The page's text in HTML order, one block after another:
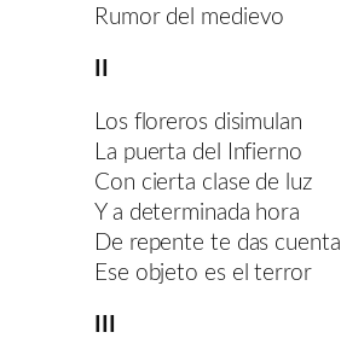
Rumor del medievo
Los floreros disimulan
La puerta del Infierno
Con cierta clase de luz
Y a determinada hora
De repente te das cuenta
Ese objeto es el terror